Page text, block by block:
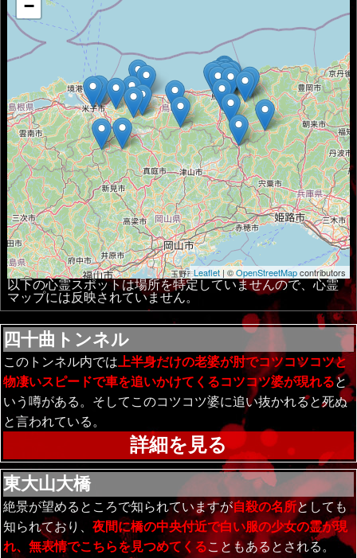
−
Leaflet| ©OpenStreetMapcontributors
以下の心霊スポットは場所を特定していませんので、心霊
マップには反映されていません。
四十曲トンネル
このトンネル内では 上半身だけの老婆が肘でコツコツコツと
物凄いスピードで車を追いかけてくるコツコツ婆が現れると
いう噂がある。そしてこのコツコツ婆に追い抜かれると死ぬ
と言われている。
詳細を見る
東大山大橋
絶景が望めるところで知られていますが自殺の名所としても
知られており、夜間に橋の中央付近で白い服の少女の霊が現
れ、無表情でこちらを見つめてくることもあるとされる。